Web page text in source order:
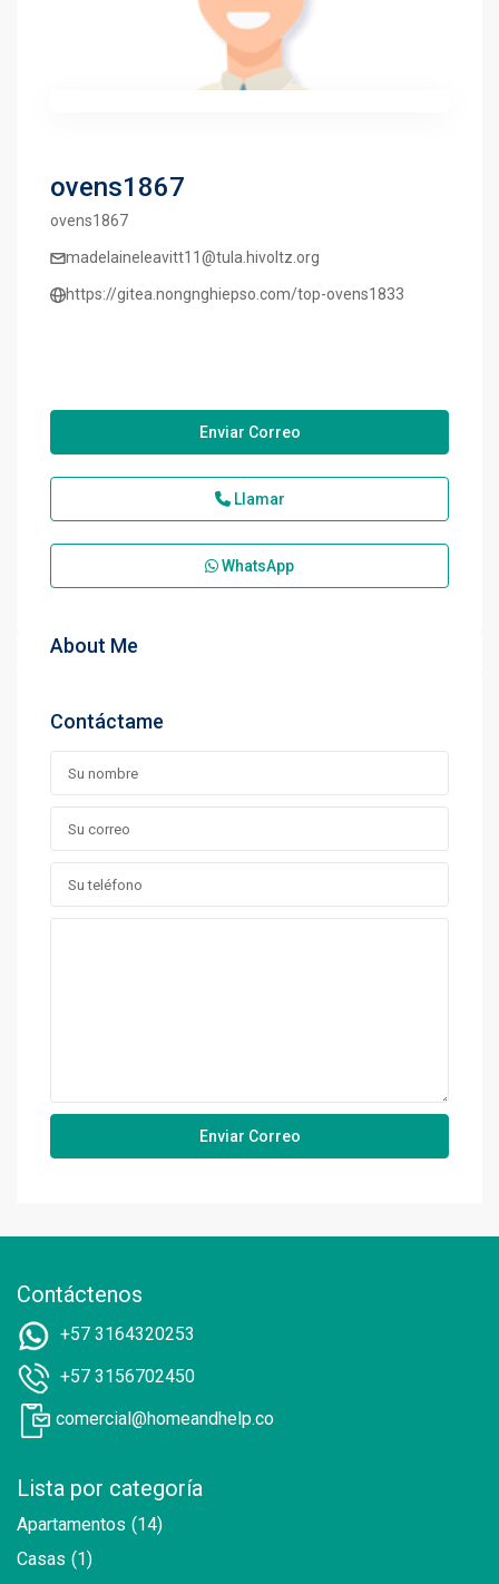
ovens1867
ovens1867
madelaineleavitt11@tula.hivoltz.org
https://gitea.nongnghiepso.com/top-ovens1833
Enviar Correo
Llamar
WhatsApp
About Me
Contáctame
Contáctenos
+57 3164320253
+57 3156702450
comercial@homeandhelp.co
Lista por categoría
Apartamentos (14)
Casas (1)